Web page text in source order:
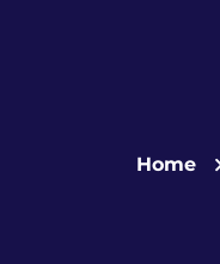
Home